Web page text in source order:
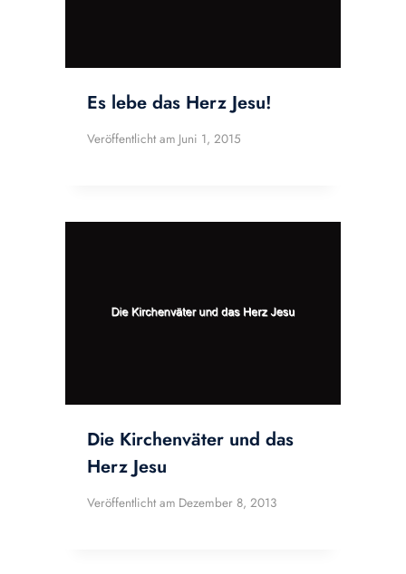
Es lebe das Herz Jesu!
Veröffentlicht am Juni 1, 2015
Die Kirchenväter und das
Herz Jesu
Veröffentlicht am Dezember 8, 2013